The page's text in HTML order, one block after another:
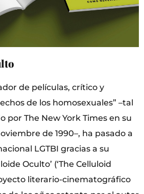
de películas, crítico y
de los homosexuales” –tal
por The New York Times en su
de 1990–, ha pasado a
LGTBI gracias a su
Oculto’ (‘The Celluloid
literario-cinematográfico